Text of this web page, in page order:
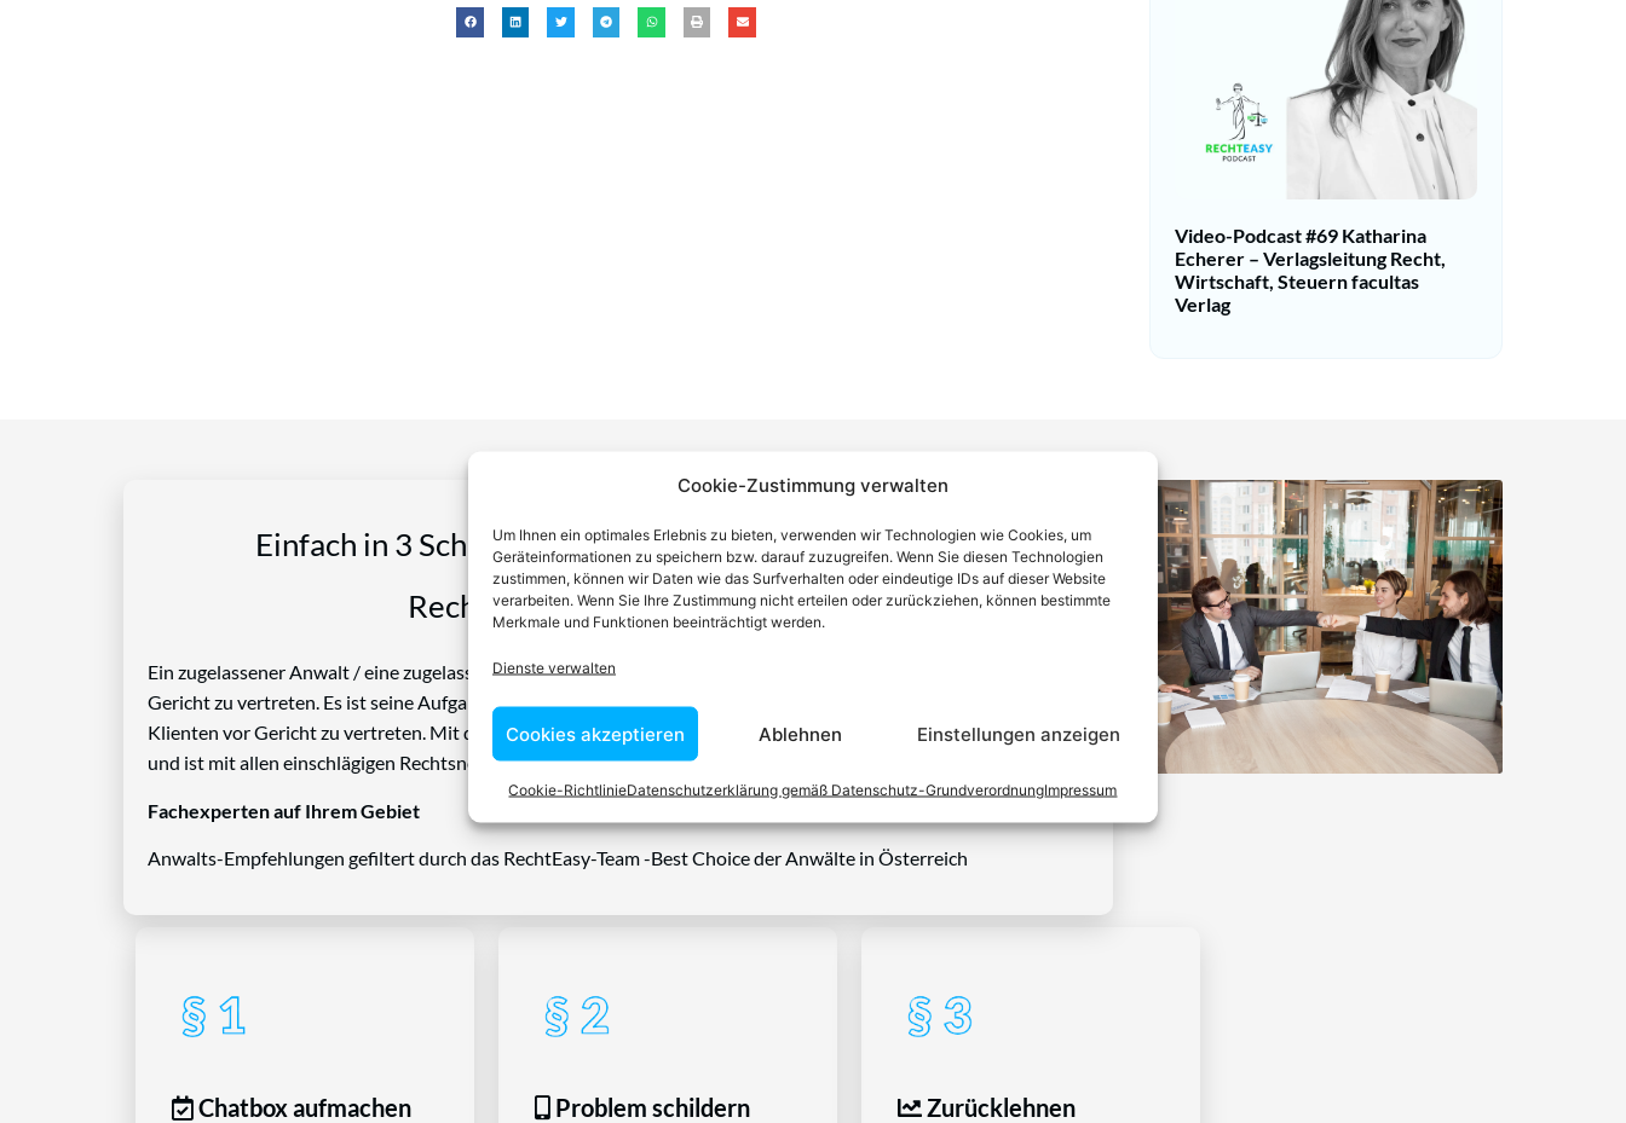
Cookie-Zustimmung verwalten
Um Ihnen ein optimales Erlebnis zu bieten, verwenden wir Technologien wie Cookies, um
Geräteinformationen zu speichern bzw. darauf zuzugreifen. Wenn Sie diesen Technologien
zustimmen, können wir Daten wie das Surfverhalten oder eindeutige IDs auf dieser Website
verarbeiten. Wenn Sie Ihre Zustimmung nicht erteilen oder zurückziehen, können bestimmte
Merkmale und Funktionen beeinträchtigt werden.
Dienste verwalten
Cookies akzeptieren Ablehnen Einstellungen anzeigen
Cookie-RichtlinieDatenschutzerklärung gemäß Datenschutz-GrundverordnungImpressum
Video-Podcast #69 Katharina
Echerer – Verlagsleitung Recht,
Wirtschaft, Steuern facultas
Verlag
Einfach in 3 Schritten einen Anwalt finden, der auf Ihr
Rechtsproblem spezialisiert ist
Ein zugelassener Anwalt / eine zugelassen Anwältin ist dafür da, über Rechtsfragen zu beraten und Klienten vor
Gericht zu vertreten. Es ist seine Aufgabe, Dienstleistungen im Bereich der Rechtsberatung zu erbringen und
Klienten vor Gericht zu vertreten. Mit diesem Wissen kennt er alle relevanten Herausforderungen dieses Systems
und ist mit allen einschlägigen Rechtsnormen vertraut.
Fachexperten auf Ihrem Gebiet
Anwalts-Empfehlungen gefiltert durch das RechtEasy-Team -Best Choice der Anwälte in Österreich
Chatbox aufmachen Problem schildern Zurücklehnen